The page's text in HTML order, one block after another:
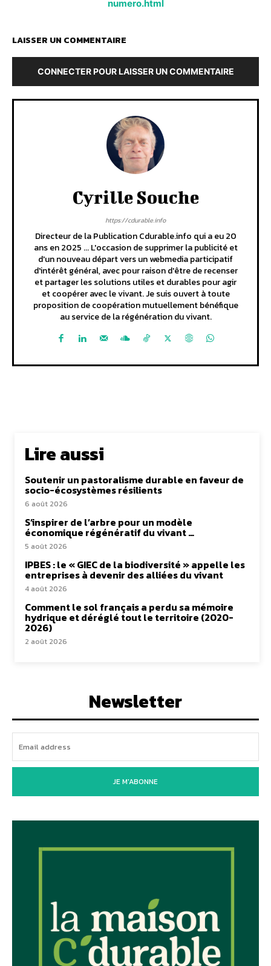
numero.html
LAISSER UN COMMENTAIRE
CONNECTER POUR LAISSER UN COMMENTAIRE
Cyrille Souche
https://cdurable.info
Directeur de la Publication Cdurable.info qui a eu 20
ans en 2025 ... L'occasion de supprimer la publicité et
d'un nouveau départ vers un webmedia participatif
d'intérêt général, avec pour raison d'être de recenser
et partager les solutions utiles et durables pour agir
et coopérer avec le vivant. Je suis ouvert à toute
proposition de coopération mutuellement bénéfique
au service de la régénération du vivant.
Lire aussi
Soutenir un pastoralisme durable en faveur de
socio-écosystèmes résilients
6 août 2026
S’inspirer de l’arbre pour un modèle
économique régénératif du vivant …
5 août 2026
IPBES : le « GIEC de la biodiversité » appelle les
entreprises à devenir des alliées du vivant
4 août 2026
Comment le sol français a perdu sa mémoire
hydrique et déréglé tout le territoire (2020-
2026)
2 août 2026
Newsletter
JE M'ABONNE